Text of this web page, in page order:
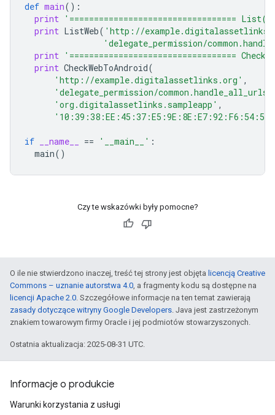
def main():
print '==================================
print ListWeb( 'http://
'delegate_permission/
print '==================================
print CheckWebToAndroid(
'http://example.digitalassetlinks.org' ,
'delegate_permission/common.handle_all_urls'
'org.digitalassetlinks.sampleapp' ,
if __name__ == '__main__' :
main()
Czy te wskazówki były pomocne?
O ile nie stwierdzono inaczej, treść tej strony jest objęta licencją Creative
Commons – uznanie autorstwa 4.0, a fragmenty kodu są dostępne na
licencji Apache 2.0. Szczegółowe informacje na ten temat zawierają
zasady dotyczące witryny Google Developers. Java jest zastrzeżonym
znakiem towarowym firmy Oracle i jej podmiotów stowarzyszonych.
Ostatnia aktualizacja: 2025-08-31 UTC.
Informacje o produkcie
Warunki korzystania z usługi